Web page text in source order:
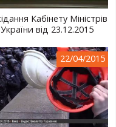
Кабінету Міністрів
України від 23.12.2015
22/04/2015